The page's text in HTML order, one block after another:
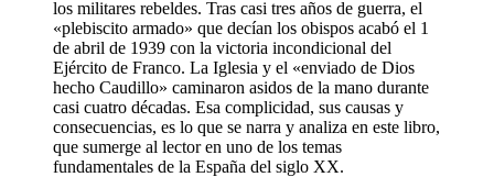
los militares rebeldes. Tras casi tres años de guerra, el
«plebiscito armado» que decían los obispos acabó el 1
de abril de 1939 con la victoria incondicional del
Ejército de Franco. La Iglesia y el «enviado de Dios
hecho Caudillo» caminaron asidos de la mano durante
casi cuatro décadas. Esa complicidad, sus causas y
consecuencias, es lo que se narra y analiza en este libro,
que sumerge al lector en uno de los temas
fundamentales de la España del siglo XX.